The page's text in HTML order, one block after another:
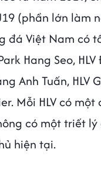
(phần lớn làm
đá Việt Nam có
Hang Seo,
Anh Tuấn, HLV
Mỗi HLV có
có một triết
hiện tại.